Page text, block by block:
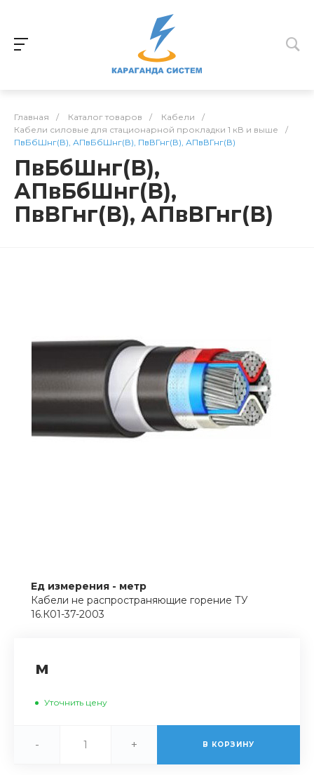
Главная / Каталог товаров / Кабели
/
Кабели силовые для стационарной прокладки 1 кВ и выше
/
ПвБбШнг(В), АПвБбШнг(В), ПвВГнг(В), АПвВГнг(В)
ПвБбШнг(В),
АПвБбШнг(В),
ПвВГнг(В), АПвВГнг(В)
Ед измерения - метр
Кабели не распространяющие горение ТУ
16.К01-37-2003
м
Уточнить цену
- + В КОРЗИНУ